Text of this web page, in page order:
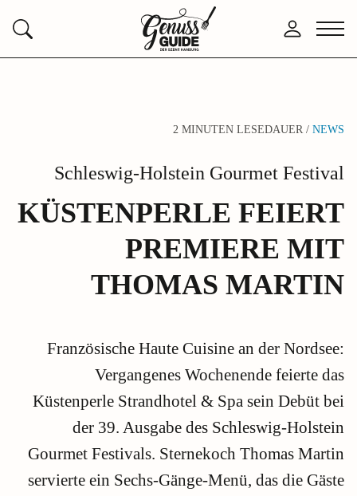
Suchen
Zurück
zur
Anmelden
Menü
2 MINUTEN LESEDAUER / NEWS
Schleswig-Holstein Gourmet Festival
KÜSTENPERLE FEIERT
PREMIERE MIT
THOMAS MARTIN
Französische Haute Cuisine an der Nordsee:
Vergangenes Wochenende feierte das
Küstenperle Strandhotel & Spa sein Debüt bei
der 39. Ausgabe des Schleswig-Holstein
Gourmet Festivals. Sternekoch Thomas Martin
servierte ein Sechs-Gänge-Menü, das die Gäste